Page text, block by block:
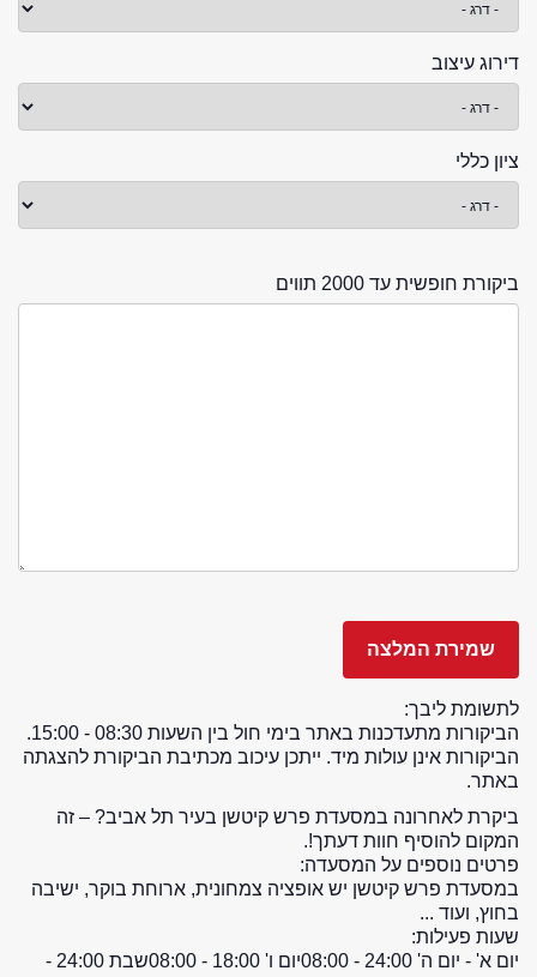
דירוג עיצוב
ציון כללי
ביקורת חופשית עד 2000 תווים
לתשומת ליבך:
הביקורות מתעדכנות באתר בימי חול בין השעות 08:30 - 15:00.
הביקורות אינן עולות מיד. ייתכן עיכוב מכתיבת הביקורת להצגתה
באתר.
ביקרת לאחרונה במסעדת פרש קיטשן בעיר תל אביב? – זה
המקום להוסיף חוות דעתך!.
פרטים נוספים על המסעדה:
במסעדת פרש קיטשן יש אופציה צמחונית, ארוחת בוקר, ישיבה
בחוץ, ועוד ...
שעות פעילות:
יום א' - יום ה' 24:00 - 08:00
יום ו' 18:00 - 08:00
שבת 24:00 -